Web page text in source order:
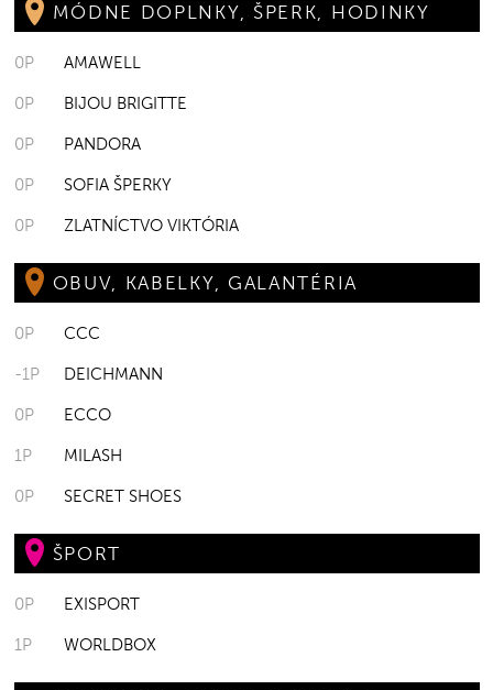
MÓDNE DOPLNKY, ŠPERK, HODINKY
0P AMAWELL
0P BIJOU BRIGITTE
0P PANDORA
0P SOFIA ŠPERKY
0P ZLATNÍCTVO VIKTÓRIA
OBUV, KABELKY, GALANTÉRIA
0P CCC
-1P DEICHMANN
0P ECCO
1P MILASH
0P SECRET SHOES
ŠPORT
0P EXISPORT
1P WORLDBOX